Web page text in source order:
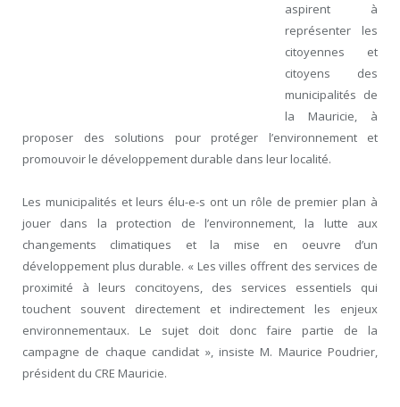
aspirent à
représenter les
citoyennes et
citoyens des
municipalités de
la Mauricie, à
proposer des solutions pour protéger l’environnement et
promouvoir le développement durable dans leur localité.
Les municipalités et leurs élu-e-s ont un rôle de premier plan à
jouer dans la protection de l’environnement, la lutte aux
changements climatiques et la mise en oeuvre d’un
développement plus durable. « Les villes offrent des services de
proximité à leurs concitoyens, des services essentiels qui
touchent souvent directement et indirectement les enjeux
environnementaux. Le sujet doit donc faire partie de la
campagne de chaque candidat », insiste M. Maurice Poudrier,
président du CRE Mauricie.